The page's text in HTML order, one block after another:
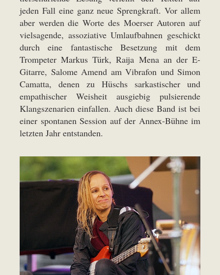
jeden Fall eine ganz neue Sprengkraft. Vor allem
aber werden die Worte des Moerser Autoren auf
vielsagende, assoziative Umlaufbahnen geschickt
durch eine fantastische Besetzung mit dem
Trompeter Markus Türk, Raija Mena an der E-
Gitarre, Salome Amend am Vibrafon und Simon
Camatta, denen zu Hüschs sarkastischer und
empathischer Weisheit ausgiebig pulsierende
Klangszenarien einfallen. Auch diese Band ist bei
einer spontanen Session auf der Annex-Bühne im
letzten Jahr entstanden.